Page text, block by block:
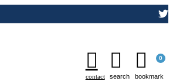

contact

search
 0
bookmark